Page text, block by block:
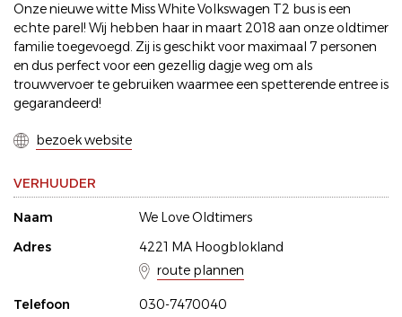
Onze nieuwe witte Miss White Volkswagen T2 bus is een
echte parel! Wij hebben haar in maart 2018 aan onze oldtimer
familie toegevoegd. Zij is geschikt voor maximaal 7 personen
en dus perfect voor een gezellig dagje weg om als
trouwvervoer te gebruiken waarmee een spetterende entree is
gegarandeerd!
bezoek website
VERHUUDER
Naam
We Love Oldtimers
Adres
4221 MA Hoogblokland
route plannen
Telefoon
030-7470040